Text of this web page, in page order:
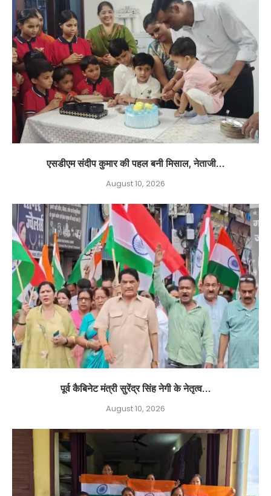
एसडीएम संदीप कुमार की पहल बनी मिसाल, नेताजी...
August 10, 2026
पूर्व कैबिनेट मंत्री सुरेंद्र सिंह नेगी के नेतृत्व...
August 10, 2026